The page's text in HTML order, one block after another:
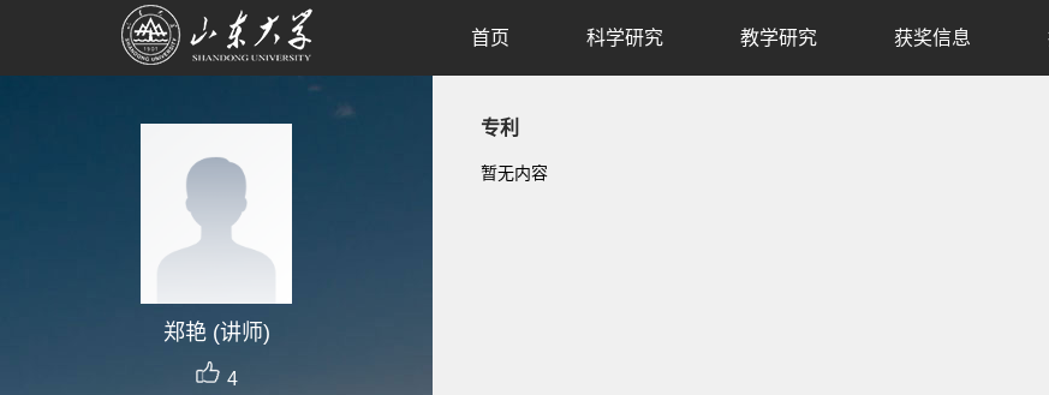
郑艳 (讲师)
4
首页 科学研究 教学研究 获奖信息
专利
暂无内容